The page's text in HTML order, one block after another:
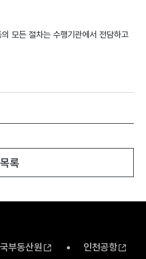
모든 절차는 수행기관에서 전담하고
목록
부동산원 인천공항